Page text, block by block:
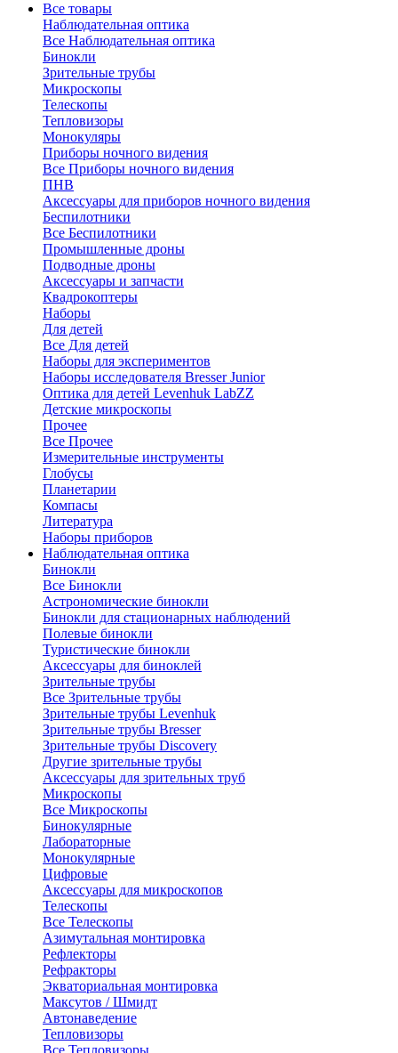
Все товары
Наблюдательная оптика
Все Наблюдательная оптика
Бинокли
Зрительные трубы
Микроскопы
Телескопы
Тепловизоры
Монокуляры
Приборы ночного видения
Все Приборы ночного видения
ПНВ
Аксессуары для приборов ночного видения
Беспилотники
Все Беспилотники
Промышленные дроны
Подводные дроны
Аксессуары и запчасти
Квадрокоптеры
Наборы
Для детей
Все Для детей
Наборы для экспериментов
Наборы исследователя Bresser Junior
Оптика для детей Levenhuk LabZZ
Детские микроскопы
Прочее
Все Прочее
Измерительные инструменты
Глобусы
Планетарии
Компасы
Литература
Наборы приборов
Наблюдательная оптика
Бинокли
Все Бинокли
Астрономические бинокли
Бинокли для стационарных наблюдений
Полевые бинокли
Туристические бинокли
Аксессуары для биноклей
Зрительные трубы
Все Зрительные трубы
Зрительные трубы Levenhuk
Зрительные трубы Bresser
Зрительные трубы Discovery
Другие зрительные трубы
Аксессуары для зрительных труб
Микроскопы
Все Микроскопы
Бинокулярные
Лабораторные
Монокулярные
Цифровые
Аксессуары для микроскопов
Телескопы
Все Телескопы
Азимутальная монтировка
Рефлекторы
Рефракторы
Экваториальная монтировка
Максутов / Шмидт
Автонаведение
Тепловизоры
Все Тепловизоры